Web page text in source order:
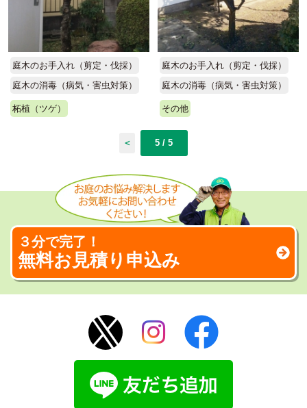
庭木のお手入れ（剪定・伐採）
庭木の消毒（病気・害虫対策）
柘植（ツゲ）
庭木のお手入れ（剪定・伐採）
庭木の消毒（病気・害虫対策）
その他
＜ 5 / 5
３分で完了！
無料お見積り申込み